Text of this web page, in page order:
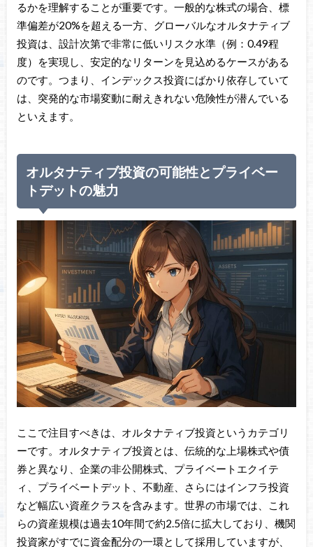
るかを理解することが重要です。一般的な株式の場合、標
準偏差が20%を超える一方、グローバルなオルタナティブ
投資は、設計次第で非常に低いリスク水準（例：0.49程
度）を実現し、安定的なリターンを見込めるケースがある
のです。つまり、インデックス投資にばかり依存していて
は、突発的な市場変動に耐えきれない危険性が潜んでいる
といえます。
オルタナティブ投資の可能性とプライベー
トデットの魅力
ここで注目すべきは、オルタナティブ投資というカテゴリ
ーです。オルタナティブ投資とは、伝統的な上場株式や債
券と異なり、企業の非公開株式、プライベートエクイテ
ィ、プライベートデット、不動産、さらにはインフラ投資
など幅広い資産クラスを含みます。世界の市場では、これ
らの資産規模は過去10年間で約2.5倍に拡大しており、機関
投資家がすでに資金配分の一環として採用していますが、